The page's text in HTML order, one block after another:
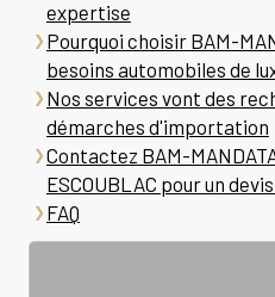
expertise
Pourquoi choisir BAM-
besoins automobiles de
Nos services vont des
démarches d'importation
Contactez BAM-
ESCOUBLAC pour un
FAQ